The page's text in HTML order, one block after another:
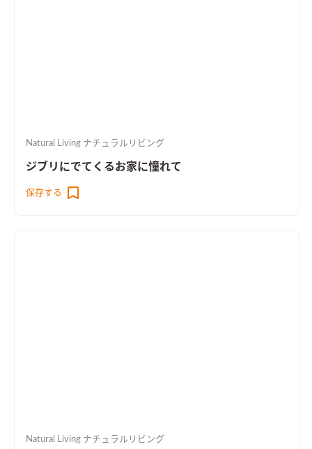
Natural Living ナチュラルリビング
ジブリにでてくるお家に憧れて
保存する
Natural Living ナチュラルリビング